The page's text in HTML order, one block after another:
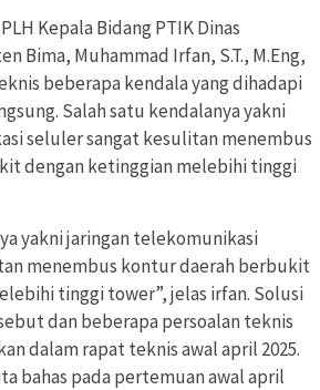
Kepala Bidang PTIK Dinas
Bima, Muhammad Irfan, S.T., M.Eng,
beberapa kendala yang dihadapi
Salah satu kendalanya yakni
seluler sangat kesulitan menembus
dengan ketinggian melebihi tinggi
yakni jaringan telekomunikasi
menembus kontur daerah berbukit
tinggi tower”, jelas irfan. Solusi
dan beberapa persoalan teknis
dalam rapat teknis awal april 2025.
bahas pada pertemuan awal april